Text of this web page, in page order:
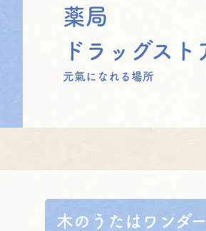
薬局
ドラッグスト
元氣になれる場所
木のうたはワンダ